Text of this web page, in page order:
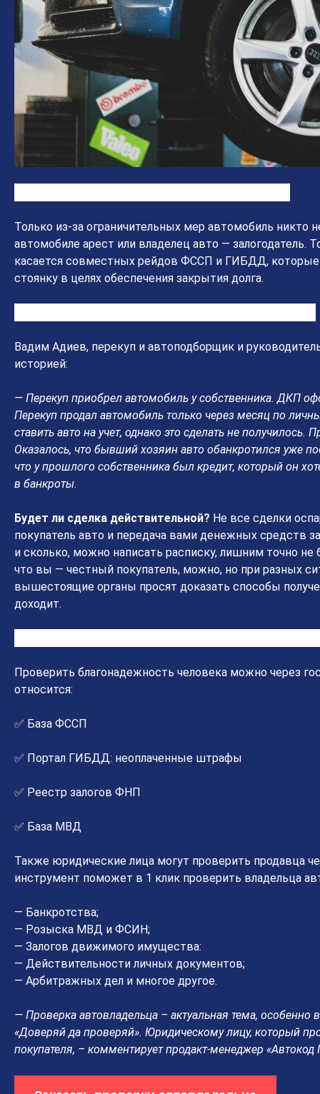
Только из-за ограничительных мер автомобиль никто
автомобиле арест или владелец авто —
касается совместных рейдов ФССП и ГИБДД, которые
стоянку в целях обеспечения закрытия долга.
Вадим Адиев, перекуп и автоподборщик и
историей:
— Перекуп приобрел автомобиль у собственника. ДКП
Перекуп продал автомобиль только через месяц по
ставить авто на учет, однако это сделать не
Оказалось, что бывший хозяин авто обанкротился уже
что у прошлого собственника был кредит, который он
в банкроты.
Будет ли сделка действительной? Не все сделки
покупатель авто и передача вами денежных средств
и сколько, можно написать расписку, лишним точно
что вы — честный покупатель, можно, но при разных
вышестоящие органы просят доказать способы
доходит.
Проверить благонадежность человека можно через
относится:
✅ База ФССП
✅ Портал ГИБДД: неоплаченные штрафы
✅ Реестр залогов ФНП
✅ База МВД
Также юридические лица могут проверить продавца
инструмент поможет в 1 клик проверить владельца
— Банкротства;
— Розыска МВД и ФСИН;
— Залогов движимого имущества:
— Действительности личных документов;
— Арбитражных дел и многое другое.
— Проверка автовладельца – актуальная тема, особенно
«Доверяй да проверяй». Юридическому лицу, который
покупателя, – комментирует продакт-менеджер